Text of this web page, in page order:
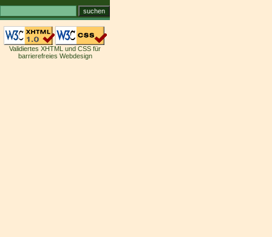
Validiertes XHTML und CSS für
barrierefreies Webdesign